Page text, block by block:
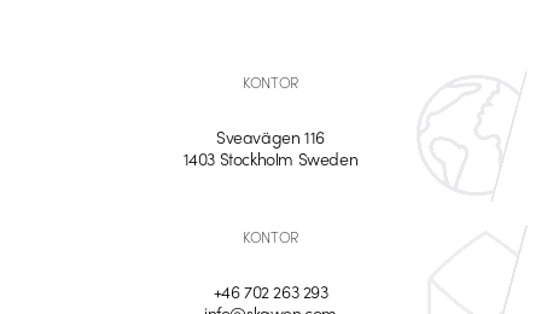
KONTOR
Sveavägen 116
1403 Stockholm Sweden
KONTOR
+46 702 263 293